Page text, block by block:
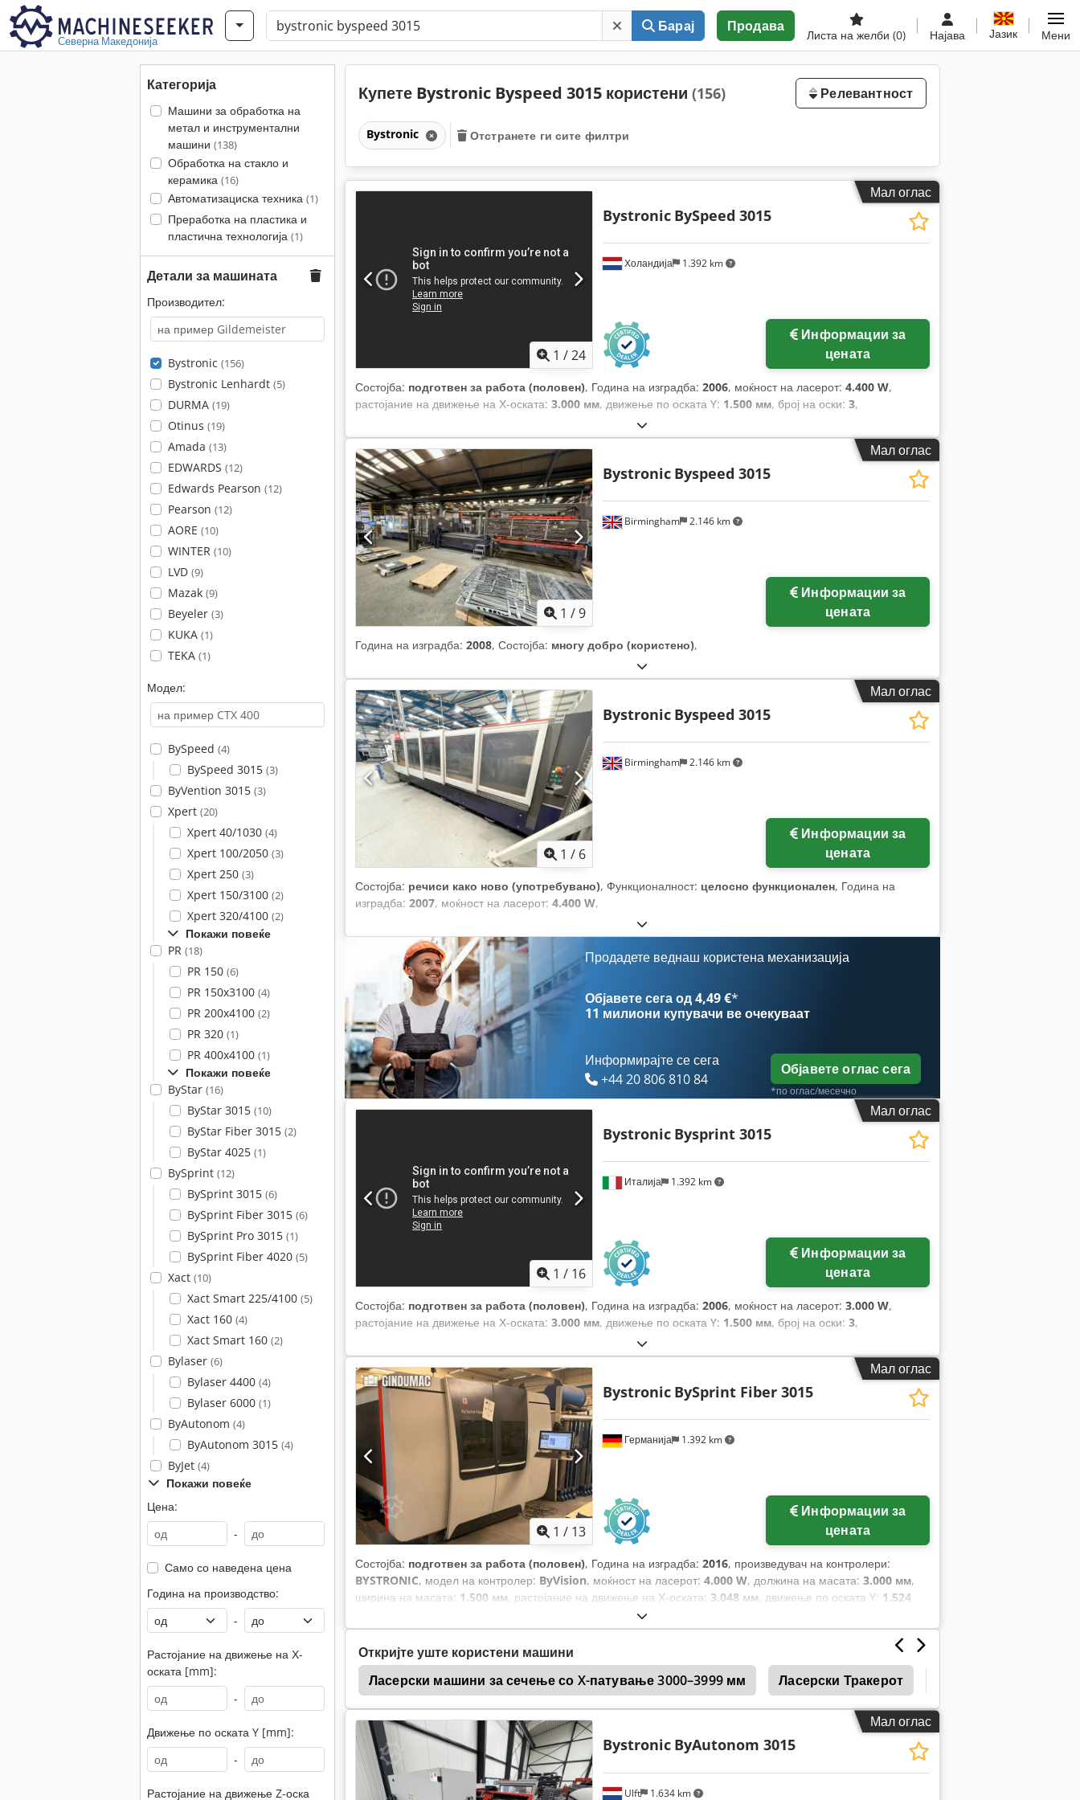
Северна Македонија
Барај Продава
Листа на желби (0) Најава Јазик Мени
Категорија
Машини за обработка на
метал и инструментални
машини (138)
Обработка на стакло и
керамика (16)
Автоматизациска техника (1)
Преработка на пластика и
пластична технологија (1)
Детали за машината
Производител:
Bystronic (156)
Bystronic Lenhardt (5)
DURMA (19)
Otinus (19)
Amada (13)
EDWARDS (12)
Edwards Pearson (12)
Pearson (12)
AORE (10)
WINTER (10)
LVD (9)
Mazak (9)
Beyeler (3)
KUKA (1)
TEKA (1)
Модел:
BySpeed (4)
BySpeed 3015 (3)
ByVention 3015 (3)
Xpert (20)
Xpert 40/1030 (4)
Xpert 100/2050 (3)
Xpert 250 (3)
Xpert 150/3100 (2)
Xpert 320/4100 (2)
Покажи повеќе
PR (18)
PR 150 (6)
PR 150x3100 (4)
PR 200x4100 (2)
PR 320 (1)
PR 400x4100 (1)
Покажи повеќе
ByStar (16)
ByStar 3015 (10)
ByStar Fiber 3015 (2)
ByStar 4025 (1)
BySprint (12)
BySprint 3015 (6)
BySprint Fiber 3015 (6)
BySprint Pro 3015 (1)
BySprint Fiber 4020 (5)
Xact (10)
Xact Smart 225/4100 (5)
Xact 160 (4)
Xact Smart 160 (2)
Bylaser (6)
Bylaser 4400 (4)
Bylaser 6000 (1)
ByAutonom (4)
ByAutonom 3015 (4)
ByJet (4)
Покажи повеќе
Цена:
-
Само со наведена цена
Година на производство:
-
Растојание на движење на Х-
оската [mm]:
-
Движење по оската Y [mm]:
-
Растојание на движење Z-оска
Купете Bystronic Byspeed 3015 користени (156) Релевантност
Bystronic Отстранете ги сите филтри
Мал оглас
1 /24
Холандија 1.392 km
Bystronic BySpeed 3015
цената
Состојба: подготвен за работа (половен), Година на изградба: 2006, моќност на ласерот: 4.400 W,
растојание на движење на Х-оската: 3.000 мм, движење по оската Y: 1.500 мм, број на оски: 3,
Мал оглас
1 /9
Birmingham 2.146 km
Bystronic Byspeed 3015
цената
Година на изградба: 2008, Состојба: многу добро (користено),
Мал оглас
1 / 6
Birmingham 2.146 km
Bystronic Byspeed 3015
цената
Состојба: речиси како ново (употребувано), Функционалност: целосно функционален, Година на
изградба: 2007, моќност на ласерот: 4.400 W,
Продадете веднаш користена механизација
Објавете сега од 4,49 €*
11 милиони купувачи ве очекуваат
Информирајте се сега
+44 20 806 810 84
Објавете оглас сега
*по оглас/месечно
Мал оглас
1 / 16
Италија 1.392 km
Bystronic Bysprint 3015
цената
Состојба: подготвен за работа (половен), Година на изградба: 2006, моќност на ласерот: 3.000 W,
растојание на движење на Х-оската: 3.000 мм, движење по оската Y: 1.500 мм, број на оски: 3,
Мал оглас
1 / 13
Германија 1.392 km
Bystronic BySprint Fiber 3015
цената
Состојба: подготвен за работа (половен), Година на изградба: 2016, произведувач на контролери:
BYSTRONIC, модел на контролер: ByVision, моќност на ласерот: 4.000 W, должина на масата: 3.000 мм,
ширина на масата: 1.500 мм, растојание на движење на Х-оската: 3.048 мм, движење по оската Y: 1.524
, точност на позиционирање:
вкупна ширина:6.051 мм, вкупна висина:2.565 мм, максимална должина на производот:11.018 мм,
оптоварување на масата:890 кг, број на оски:
Откријте уште користени машини
Ласерски машини за сечење со X-патување 3000–3999 мм
Ласерски Тракерот
Faro Laser Tracker Laser
Мал оглас
Ulft 1.634 km
Bystronic ByAutonom 3015